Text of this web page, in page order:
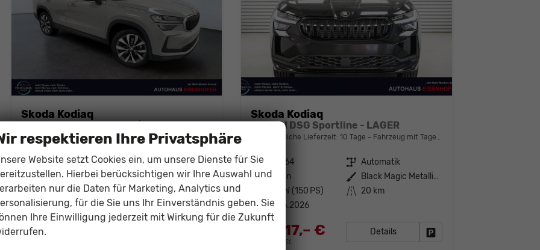
Skoda Kodiaq
Sportline 2.0 TDI 150PS/110kW DSG 2026 +CANTON+CONVENIENCE PLUS+PERFORMANCE+AKUSTIK
unverbindliche Lieferzeit:5 Monate Neuwagen
Fahrzeugnr. 140636 Getriebe
Doppelkupplungsgetriebe (DSG)
Kraftstoff Diesel Leistung 110 kW (150 PS)
45.989,– €
Skoda Kodiaq
1,5 eTSI DSG Sportline - LAGER
unverbindliche Lieferzeit:10 Tage Fahrzeug mit Tageszulassung
Fahrzeugnr. 142464 Getriebe Automatik
Kraftstoff Benzin Außenfarbe
Black Magic Metallic (1Z)
110 kW (150 PS) Kilometerstand 20 km
01.06.2026
46.917,– €
incl. 19% MwSt.
Details
respektieren Ihre Privatsphäre
Website setzt Cookies ein, um unsere Dienste für Sie
Hierbei berücksichtigen wir Ihre Auswahl und
nur die Daten für Marketing, Analytics und
für die Sie uns Ihr Einverständnis geben. Sie
Ihre Einwilligung jederzeit mit Wirkung für die Zukunft